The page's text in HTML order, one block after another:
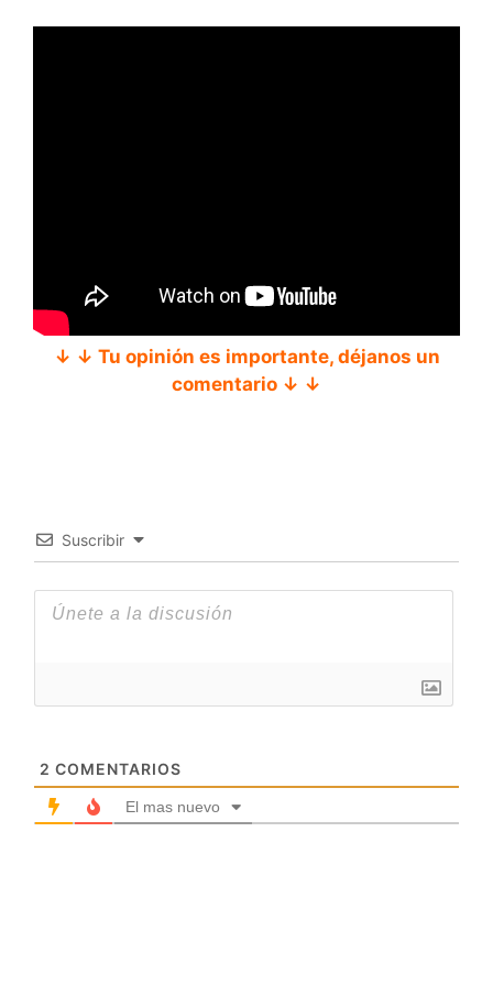
↓ ↓ Tu opinión es importante, déjanos un
comentario ↓ ↓
Suscribir
2 COMENTARIOS
El mas nuevo